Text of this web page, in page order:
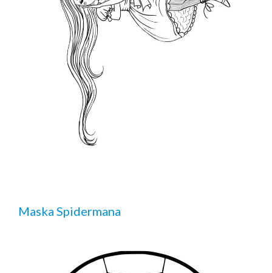
Maska Spidermana